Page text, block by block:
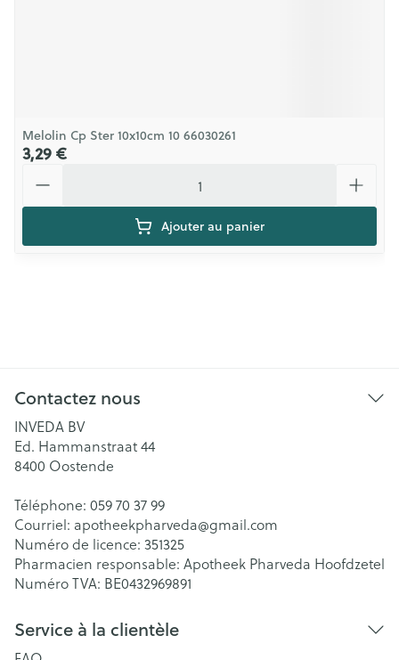
Melolin Cp Ster 10x10cm 10 66030261
3,29 €
Ajouter au panier
Contactez nous
INVEDA BV
Ed. Hammanstraat 44
8400 Oostende
Téléphone: 059 70 37 99
Courriel: apotheekpharveda@gmail.com
Numéro de licence: 351325
Pharmacien responsable: Apotheek Pharveda Hoofdzetel
Numéro TVA: BE0432969891
Service à la clientèle